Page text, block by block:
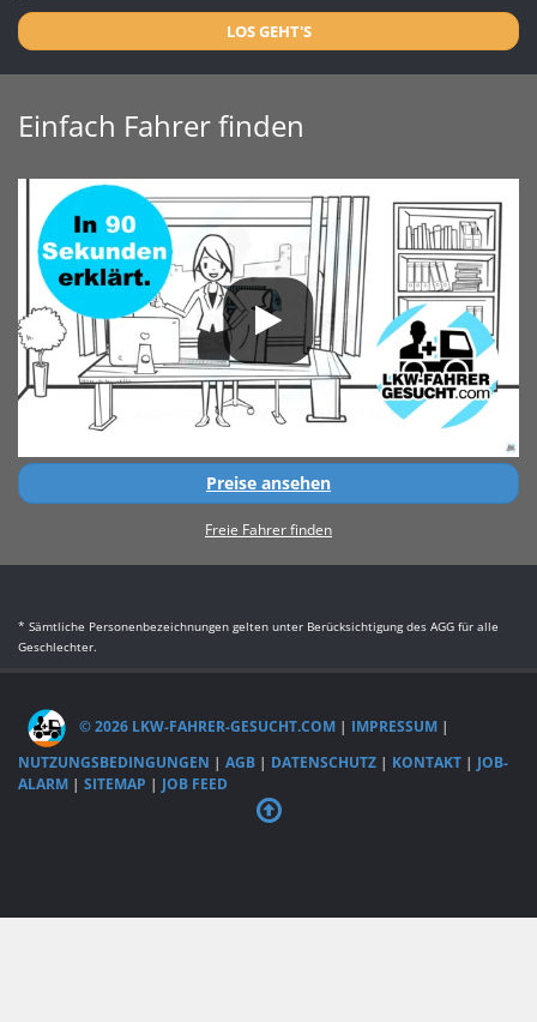
LOS GEHT'S
Einfach Fahrer finden
Preise ansehen
Freie Fahrer finden
* Sämtliche Personenbezeichnungen gelten unter Berücksichtigung des AGG für alle
Geschlechter.
© 2026 LKW-FAHRER-GESUCHT.COM | IMPRESSUM |
NUTZUNGSBEDINGUNGEN | AGB | DATENSCHUTZ | KONTAKT | JOB-
ALARM | SITEMAP | JOB FEED